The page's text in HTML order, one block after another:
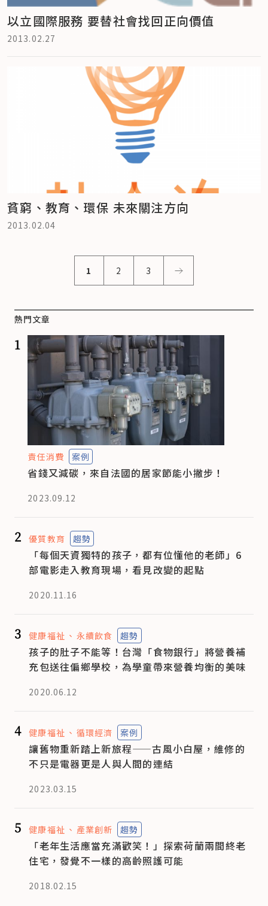
以立國際服務 要替社會找回正向價值
2013.02.27
貧窮、教育、環保 未來關注方向
2013.02.04
1 2 3
熱門文章
1
責任消費 案例
省錢又減碳，來自法國的居家節能小撇步！
2023.09.12
2 優質教育 趨勢
「每個天資獨特的孩子，都有位懂他的老師」6
部電影走入教育現場，看見改變的起點
2020.11.16
3 健康福祉 永續飲食 趨勢
孩子的肚子不能等！台灣「食物銀行」將營養補
充包送往偏鄉學校，為學童帶來營養均衡的美味
2020.06.12
4 健康福祉 循環經濟 案例
讓舊物重新踏上新旅程——古風小白屋，維修的
不只是電器更是人與人間的連結
2023.03.15
5 健康福祉 產業創新 趨勢
「老年生活應當充滿歡笑！」探索荷蘭兩間終老
住宅，發覺不一樣的高齡照護可能
2018.02.15